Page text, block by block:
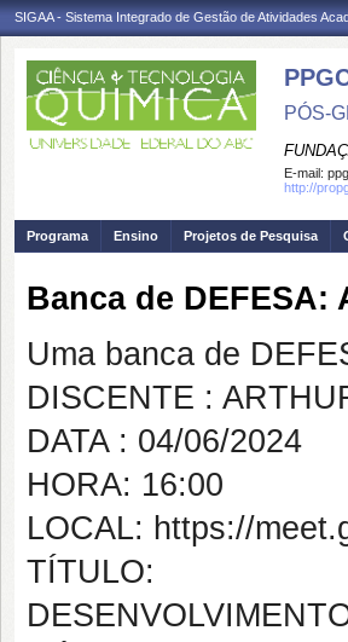
SIGAA - Sistema Integrado de Gestão de Atividades
PÓS-
E-mail:
http://
Programa Ensino Projetos de Pesquisa
Banca de DEFESA:
Uma banca de
DISCENTE :
DATA : 04/06/2024
HORA: 16:00
LOCAL: https://
TÍTULO: